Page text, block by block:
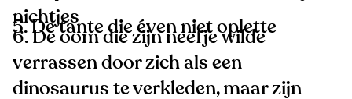
nichtjes
5. De tante die éven niet oplette
6. De oom die zijn neefje wilde
verrassen door zich als een
dinosaurus te verkleden, maar zijn